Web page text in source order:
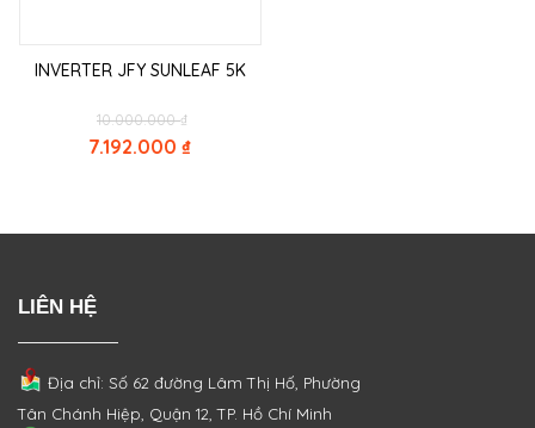
INVERTER JFY SUNLEAF 5K
10.000.000₫Original
price
was:
7.192.000 ₫
LIÊN HỆ
Địa chỉ: Số 62 đường Lâm Thị Hố, Phường
Tân Chánh Hiệp, Quận 12, TP. Hồ Chí Minh